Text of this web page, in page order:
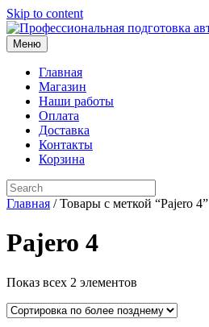
Skip to content
Меню
Главная
Магазин
Наши работы
Оплата
Доставка
Контакты
Корзина
Главная / Товары с меткой “Pajero 4”
Pajero 4
Показ всех 2 элементов